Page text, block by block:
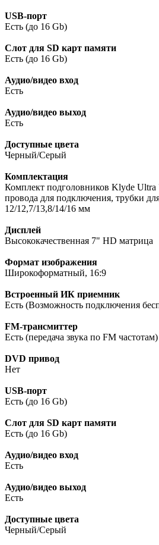
USB-порт
Есть (до 16 Gb)
Слот для SD карт памяти
Есть (до 16 Gb)
Аудио/видео вход
Есть
Аудио/видео выход
Есть
Доступные цвета
Черный/Серый
Комплектация
Комплект подголовников Klyde
провода для подключения, трубки
12/12,7/13,8/14/16 мм
Дисплей
Высококачественная 7" HD матрица
Формат изображения
Широкоформатный, 16:9
Встроенный ИК приемник
Есть (Возможность подключения
FM-трансмиттер
Есть (передача звука по FM частотам)
DVD привод
Нет
USB-порт
Есть (до 16 Gb)
Слот для SD карт памяти
Есть (до 16 Gb)
Аудио/видео вход
Есть
Аудио/видео выход
Есть
Доступные цвета
Черный/Серый